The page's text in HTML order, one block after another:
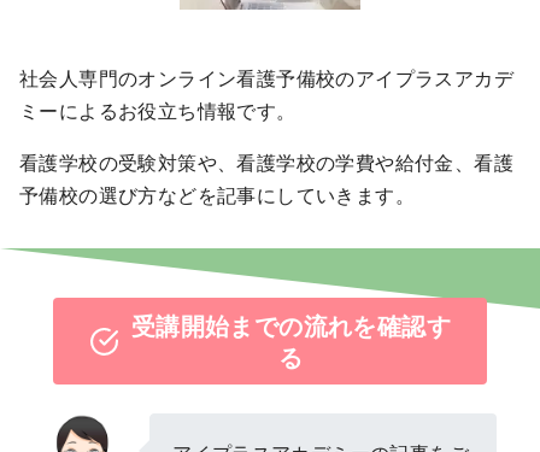
社会人専門のオンライン看護予備校のアイプラスアカデ
ミーによるお役立ち情報です。
看護学校の受験対策や、看護学校の学費や給付金、看護
予備校の選び方などを記事にしていきます。
受講開始までの流れを確認す
る